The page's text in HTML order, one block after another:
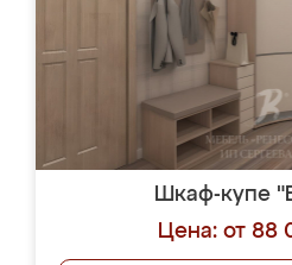
Шкаф-купе
Цена: от 88